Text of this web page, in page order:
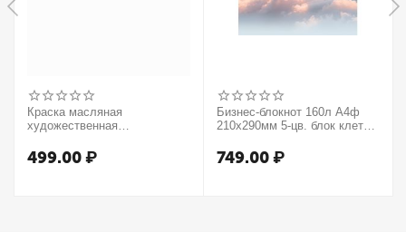
Краска масляная
художественная
37мл, туба, оранжевый
499.00₽
Бизнес-блокнот 160л А4ф
210х290мм 5-цв. блок клетка
мат.ламин. -В моменте
749.00₽